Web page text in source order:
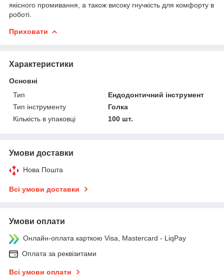
якісного промивання, а також високу гнучкість для комфорту в
роботі.
Приховати
Характеристики
Основні
Тип
Ендодонтичний інструмент
Тип інструменту
Голка
Кількість в упаковці
100 шт.
Умови доставки
Нова Пошта
Всі умови доставки
Умови оплати
Онлайн-оплата карткою Visa, Mastercard - LiqPay
Оплата за реквізитами
Всі умови оплати